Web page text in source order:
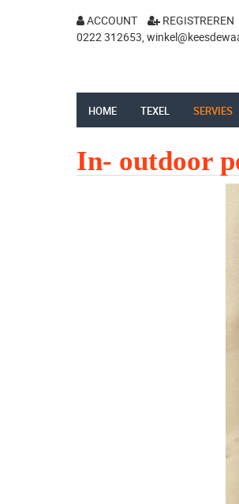
ACCOUNT REGISTREREN
0222 312653,
HOME TEXEL SERVIES
In- outdoor